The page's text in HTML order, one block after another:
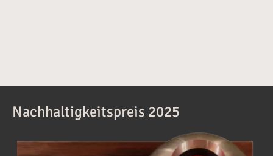
Nachhaltigkeitspreis 2025